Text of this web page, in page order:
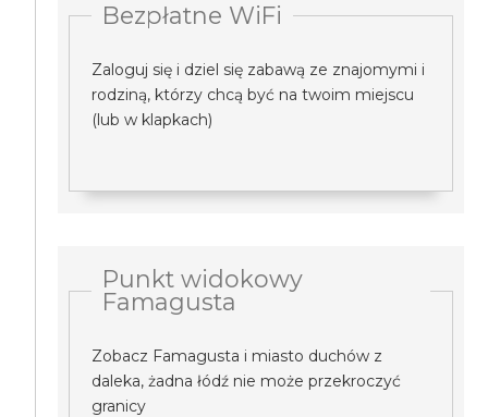
Bezpłatne WiFi
Zaloguj się i dziel się zabawą ze znajomymi i
rodziną, którzy chcą być na twoim miejscu
(lub w klapkach)
Punkt widokowy
Famagusta
Zobacz Famagusta i miasto duchów z
daleka, żadna łódź nie może przekroczyć
granicy